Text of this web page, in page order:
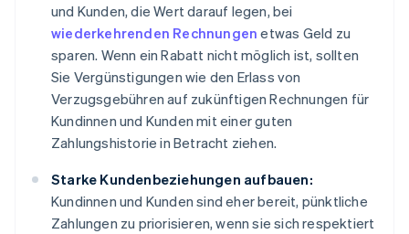
und Kunden, die Wert darauf legen, bei
wiederkehrenden Rechnungen etwas Geld zu
sparen. Wenn ein Rabatt nicht möglich ist, sollten
Sie Vergünstigungen wie den Erlass von
Verzugsgebühren auf zukünftigen Rechnungen für
Kundinnen und Kunden mit einer guten
Zahlungshistorie in Betracht ziehen.
Starke Kundenbeziehungen aufbauen:
Kundinnen und Kunden sind eher bereit, pünktliche
Zahlungen zu priorisieren, wenn sie sich respektiert